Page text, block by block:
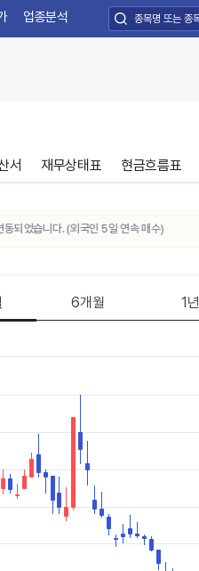
업종분석
서 재무상태표 현금흐름표
습니다. (외국인 5일 연속 매수)
6개월 1년